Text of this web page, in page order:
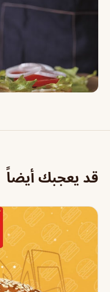
قد يعجبك أيضاً